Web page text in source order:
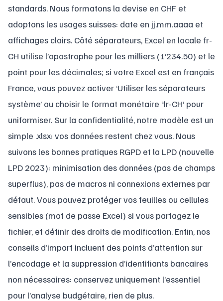
standards. Nous formatons la devise en CHF et
adoptons les usages suisses: date en jj.mm.aaaa et
affichages clairs. Côté séparateurs, Excel en locale fr-
CH utilise l’apostrophe pour les milliers (1’234.50) et le
point pour les décimales; si votre Excel est en français
France, vous pouvez activer ‘Utiliser les séparateurs
système’ ou choisir le format monétaire ‘fr-CH’ pour
uniformiser. Sur la confidentialité, notre modèle est un
simple .xlsx: vos données restent chez vous. Nous
suivons les bonnes pratiques RGPD et la LPD (nouvelle
LPD 2023): minimisation des données (pas de champs
superflus), pas de macros ni connexions externes par
défaut. Vous pouvez protéger vos feuilles ou cellules
sensibles (mot de passe Excel) si vous partagez le
fichier, et définir des droits de modification. Enfin, nos
conseils d’import incluent des points d’attention sur
l’encodage et la suppression d’identifiants bancaires
non nécessaires: conservez uniquement l’essentiel
pour l’analyse budgétaire, rien de plus.